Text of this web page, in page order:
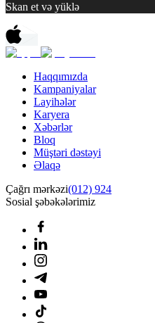
Skan et və yüklə
Haqqımızda
Kampaniyalar
Layihələr
Karyera
Xəbərlər
Bloq
Müştəri dəstəyi
Əlaqə
Çağrı mərkəzi(012) 924
Sosial şəbəkələrimiz